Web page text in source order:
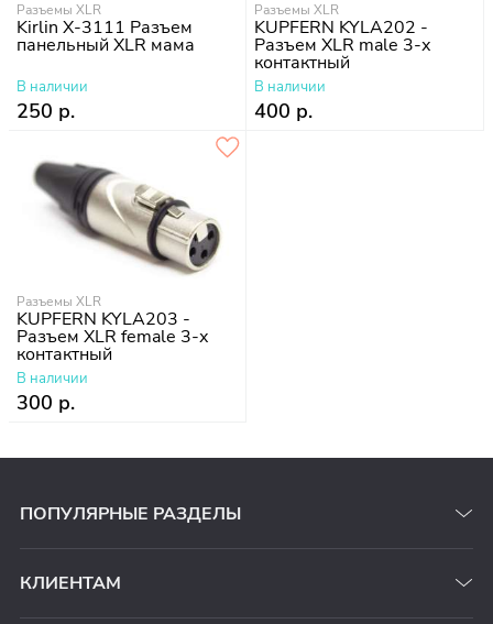
Разъемы XLR
Kirlin X-3111 Разъем
панельный XLR мама
В наличии
250 р.
Разъемы XLR
KUPFERN KYLA202 -
Разъем XLR male 3-х
контактный
В наличии
400 р.
Разъемы XLR
KUPFERN KYLA203 -
Разъем XLR female 3-х
контактный
В наличии
300 р.
ПОПУЛЯРНЫЕ РАЗДЕЛЫ
КЛИЕНТАМ